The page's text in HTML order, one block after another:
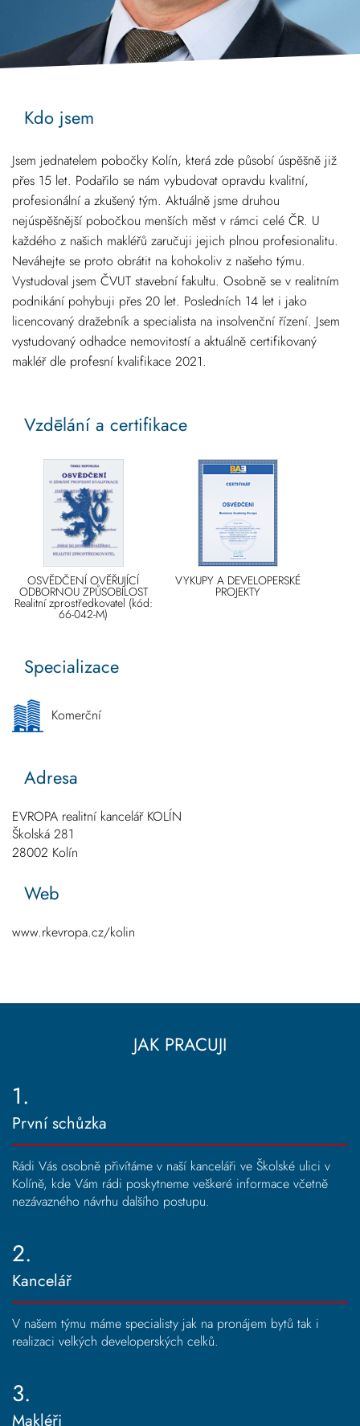
Kdo jsem
Jsem jednatelem pobočky Kolín, která zde působí úspěšně již
přes 15 let. Podařilo se nám vybudovat opravdu kvalitní,
profesionální a zkušený tým. Aktuálně jsme druhou
nejúspěšnější pobočkou menších měst v rámci celé ČR. U
každého z našich makléřů zaručuji jejich plnou profesionalitu.
Neváhejte se proto obrátit na kohokoliv z našeho týmu.
Vystudoval jsem ČVUT stavební fakultu. Osobně se v realitním
podnikání pohybuji přes 20 let. Posledních 14 let i jako
licencovaný dražebník a specialista na insolvenční řízení. Jsem
vystudovaný odhadce nemovitostí a aktuálně certifikovaný
makléř dle profesní kvalifikace 2021.
Vzdēlání a certifikace
OSVĚDČENÍ OVĚŘUJÍCÍ
ODBORNOU ZPŮSOBILOST
Realitní zprostředkovatel (kód:
66-042-M)
VYKUPY A DEVELOPERSKÉ
PROJEKTY
Specializace
Komerční
Adresa
EVROPA realitní kancelář KOLÍN
Školská 281
28002 Kolín
Web
www.rkevropa.cz/kolin
JAK PRACUJI
1.
První schůzka
Rádi Vás osobně přivítáme v naší kanceláři ve Školské ulici v
Kolíně, kde Vám rádi poskytneme veškeré informace včetně
nezávazného návrhu dalšího postupu.
2.
Kancelář
V našem týmu máme specialisty jak na pronájem bytů tak i
realizaci velkých developerských celků.
3.
Makléři